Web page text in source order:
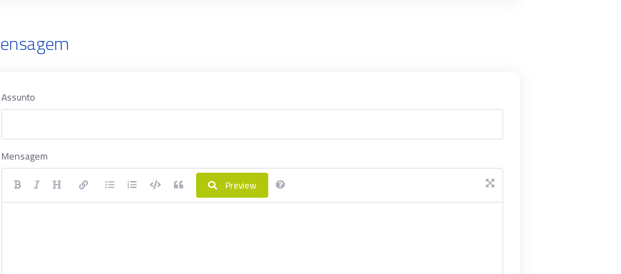
Assunto
Mensagem
Preview